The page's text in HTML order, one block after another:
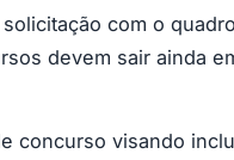
com o
devem sair ainda
concurso visando